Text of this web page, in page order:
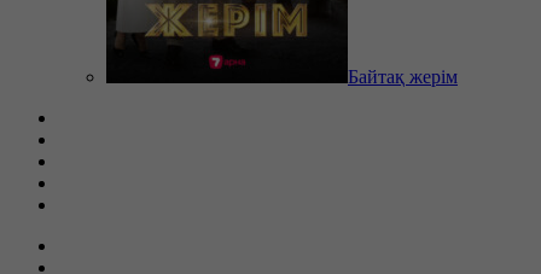
Байтақ жерім